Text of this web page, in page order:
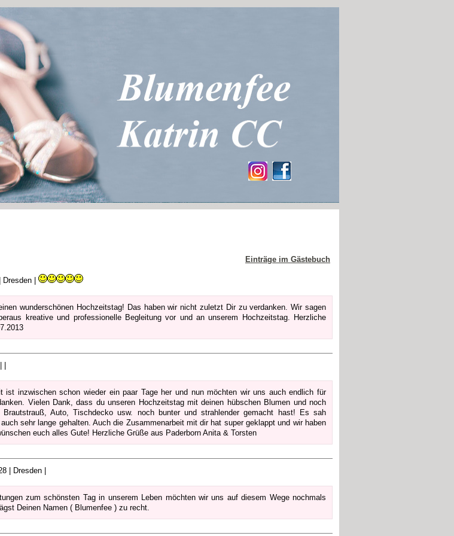
Einträge im Gästebuch
Dresden |
wunderschönen Hochzeitstag! Das haben wir nicht zuletzt Dir zu verdanken. Wir sagen
kreative und professionelle Begleitung vor und an unserem Hochzeitstag. Herzliche
|
ist inzwischen schon wieder ein paar Tage her und nun möchten wir uns auch endlich für
Vielen Dank, dass du unseren Hochzeitstag mit deinen hübschen Blumen und noch
Brautstrauß, Auto, Tischdecko usw. noch bunter und strahlender gemacht hast! Es sah
sehr lange gehalten. Auch die Zusammenarbeit mit dir hat super geklappt und wir haben
euch alles Gute! Herzliche Grüße aus Paderborn Anita & Torsten
| Dresden |
zum schönsten Tag in unserem Leben möchten wir uns auf diesem Wege nochmals
Deinen Namen ( Blumenfee ) zu recht.